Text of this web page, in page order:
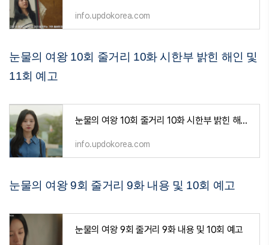
info.updokorea.com
눈물의 여왕 10회 줄거리 10화 시한부 밝힌 해인 및
11회 예고
눈물의 여왕 10회 줄거리 10화 시한부 밝힌 해인 및 11회 예고
info.updokorea.com
눈물의 여왕 9회 줄거리 9화 내용 및 10회 예고
눈물의 여왕 9회 줄거리 9화 내용 및 10회 예고